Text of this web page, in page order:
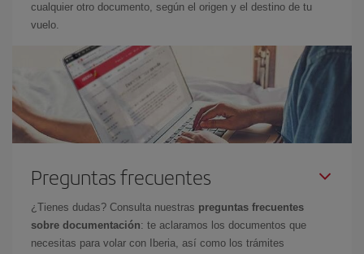
cualquier otro documento, según el origen y el destino de tu
vuelo.
Preguntas frecuentes
¿Tienes dudas? Consulta nuestras preguntas frecuentes
sobre documentación: te aclaramos los documentos que
necesitas para volar con Iberia, así como los trámites